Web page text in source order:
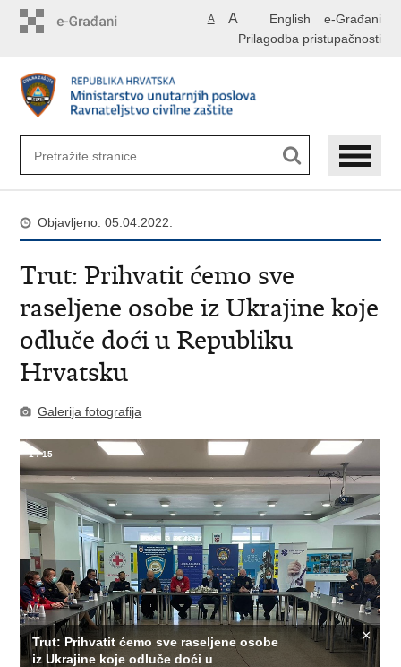
English e-Građani
A A
Prilagodba pristupačnosti
Objavljeno: 05.04.2022.
Trut: Prihvatit ćemo sve
raseljene osobe iz Ukrajine koje
odluče doći u Republiku
Hrvatsku
Galerija fotografija
Trut: Prihvatit ćemo sve raseljene osobe
iz Ukrajine koje odluče doći u
×
1/15